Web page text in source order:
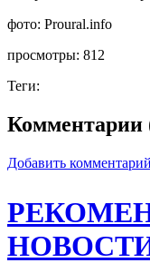
фото: Proural.info
просмотры: 812
Теги:
Комментарии
Добавить комментарий